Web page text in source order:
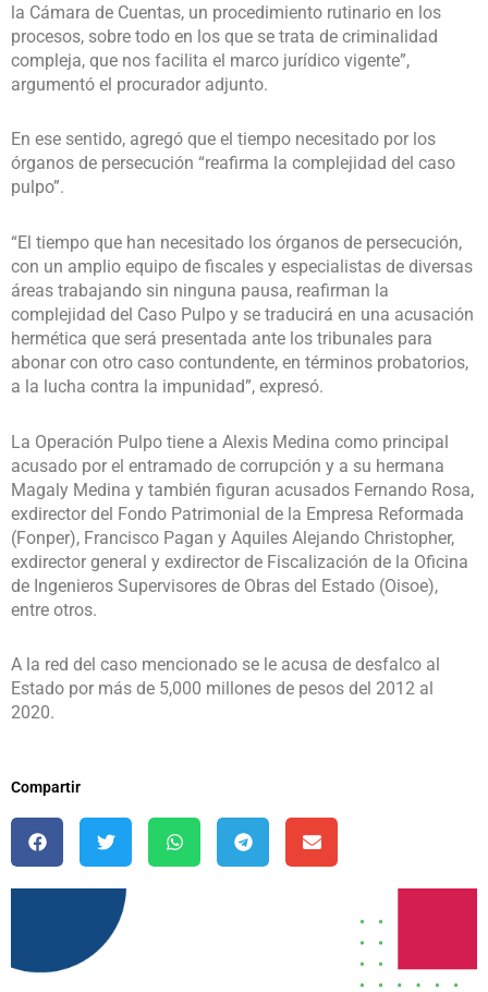
la Cámara de Cuentas, un procedimiento rutinario en los
procesos, sobre todo en los que se trata de criminalidad
compleja, que nos facilita el marco jurídico vigente”,
argumentó el procurador adjunto.
En ese sentido, agregó que el tiempo necesitado por los
órganos de persecución “reafirma la complejidad del caso
pulpo”.
“El tiempo que han necesitado los órganos de persecución,
con un amplio equipo de fiscales y especialistas de diversas
áreas trabajando sin ninguna pausa, reafirman la
complejidad del Caso Pulpo y se traducirá en una acusación
hermética que será presentada ante los tribunales para
abonar con otro caso contundente, en términos probatorios,
a la lucha contra la impunidad”, expresó.
La Operación Pulpo tiene a Alexis Medina como principal
acusado por el entramado de corrupción y a su hermana
Magaly Medina y también figuran acusados Fernando Rosa,
exdirector del Fondo Patrimonial de la Empresa Reformada
(Fonper), Francisco Pagan y Aquiles Alejando Christopher,
exdirector general y exdirector de Fiscalización de la Oficina
de Ingenieros Supervisores de Obras del Estado (Oisoe),
entre otros.
A la red del caso mencionado se le acusa de desfalco al
Estado por más de 5,000 millones de pesos del 2012 al
2020.
Compartir